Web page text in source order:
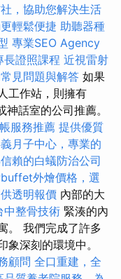
，協助您解決生活
輕鬆便捷 助聽器種
專業SEO Agency
長證照課程 近視雷射
見問題與解答 如果
工作站，則擁有
話室的公司推薦。
服務推薦 提供優質
月子中心，專業的
賴的白蟻防治公司
外燴價格，選
透明報價 內部的大
中整骨技術 緊湊的內
。 我們完成了許多
深刻的環境中。
顧問 全口重建，全